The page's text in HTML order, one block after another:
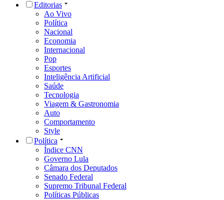
Editorias
Ao Vivo
Política
Nacional
Economia
Internacional
Pop
Esportes
Inteligência Artificial
Saúde
Tecnologia
Viagem & Gastronomia
Auto
Comportamento
Style
Política
Índice CNN
Governo Lula
Câmara dos Deputados
Senado Federal
Supremo Tribunal Federal
Políticas Públicas